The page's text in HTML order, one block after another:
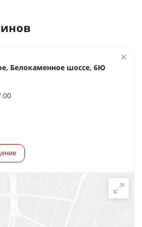
Белокаменное шоссе, 6Ю